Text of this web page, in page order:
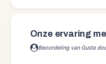
Onze ervaring
Beoordeling van Gusta